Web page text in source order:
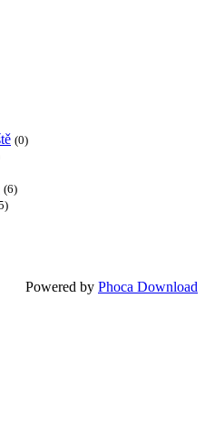
(0)
(6)
Powered by Phoca Download